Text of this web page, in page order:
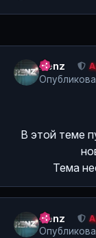
Renz
В этой теме
Тема
Renz